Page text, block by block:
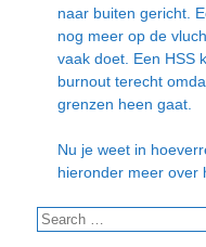
naar buiten gericht.
nog meer op de
vaak doet. Een HSS
burnout terecht
grenzen heen gaat.
Nu je weet in
hieronder meer over